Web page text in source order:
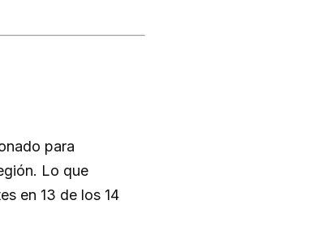
para
Lo que
en 13 de los 14